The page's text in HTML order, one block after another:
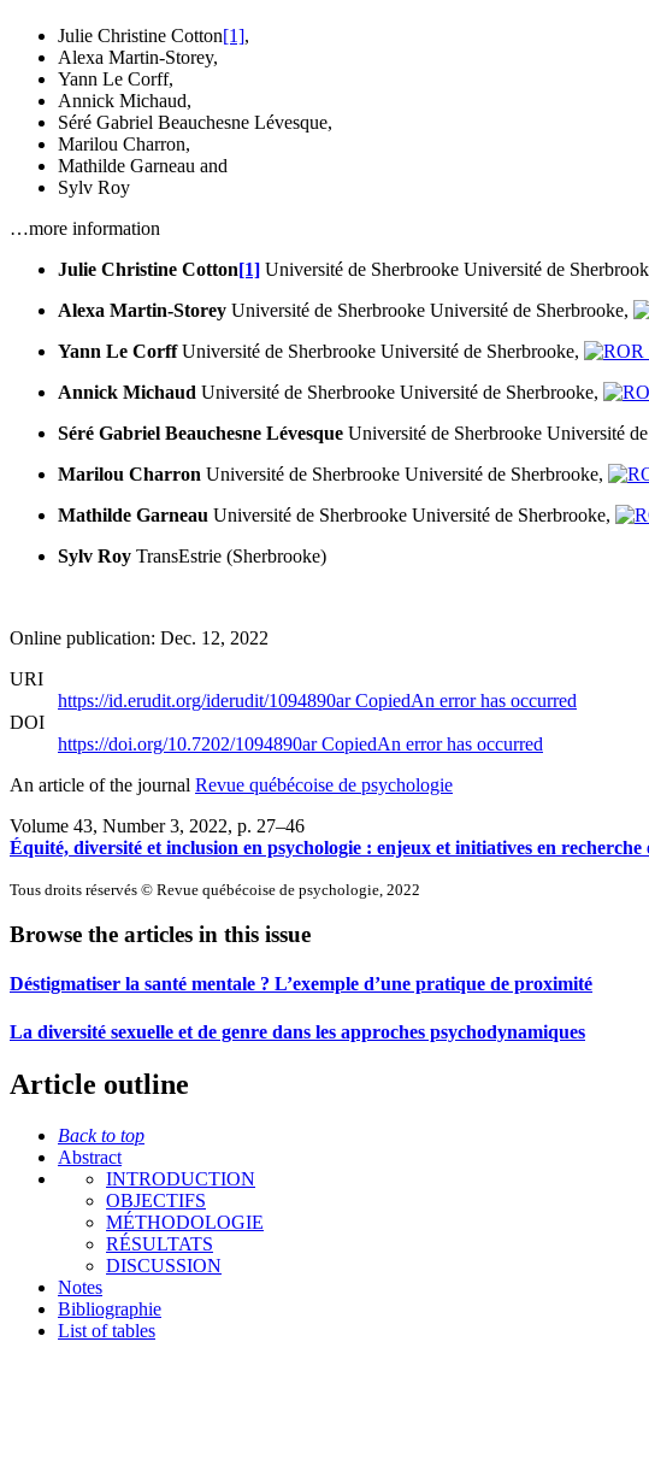
Julie Christine Cotton[1],
Alexa Martin-Storey,
Yann Le Corff,
Annick Michaud,
Séré Gabriel Beauchesne Lévesque,
Marilou Charron,
Mathilde Garneau and
Sylv Roy
…more information
Julie Christine Cotton[1] Université de Sherbrooke Université de
Alexa Martin-Storey Université de Sherbrooke Université de Sherbrooke,
Yann Le Corff Université de Sherbrooke Université de Sherbrooke,
Annick Michaud Université de Sherbrooke Université de Sherbrooke,
Séré Gabriel Beauchesne Lévesque Université de Sherbrooke Université
Marilou Charron Université de Sherbrooke Université de Sherbrooke,
Mathilde Garneau Université de Sherbrooke Université de Sherbrooke,
Sylv Roy TransEstrie (Sherbrooke)
Online publication: Dec. 12, 2022
URI
https://id.erudit.org/iderudit/1094890arCopiedAn error has occurred
DOI
https://doi.org/10.7202/1094890arCopiedAn error has occurred
An article of the journal Revue québécoise de psychologie
Volume 43, Number 3, 2022, p. 27–46
Équité, diversité et inclusion en psychologie : enjeux et initiatives en recherche
Tous droits réservés © Revue québécoise de psychologie, 2022
Browse the articles in this issue
Déstigmatiser la santé mentale ? L’exemple d’une pratique de proximité
La diversité sexuelle et de genre dans les approches psychodynamiques
Article outline
Back to top
Abstract
INTRODUCTION
OBJECTIFS
MÉTHODOLOGIE
RÉSULTATS
DISCUSSION
Notes
Bibliographie
List of tables